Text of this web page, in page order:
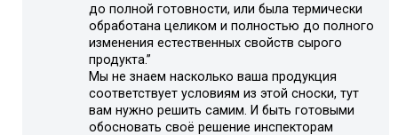
до полной готовности, или была термически
обработана целиком и полностью до полного
изменения естественных свойств сырого
продукта.”
Мы не знаем насколько ваша продукция
соответствует условиям из этой сноски, тут
вам нужно решить самим. И быть готовыми
обосновать своё решение инспекторам